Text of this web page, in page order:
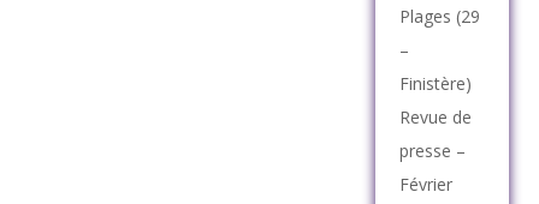
Plages (29
–
Finistère)
Revue de
presse –
Février